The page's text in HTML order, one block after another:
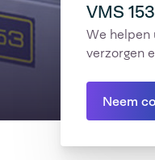
VMS
We helpen
verzorgen
Neem